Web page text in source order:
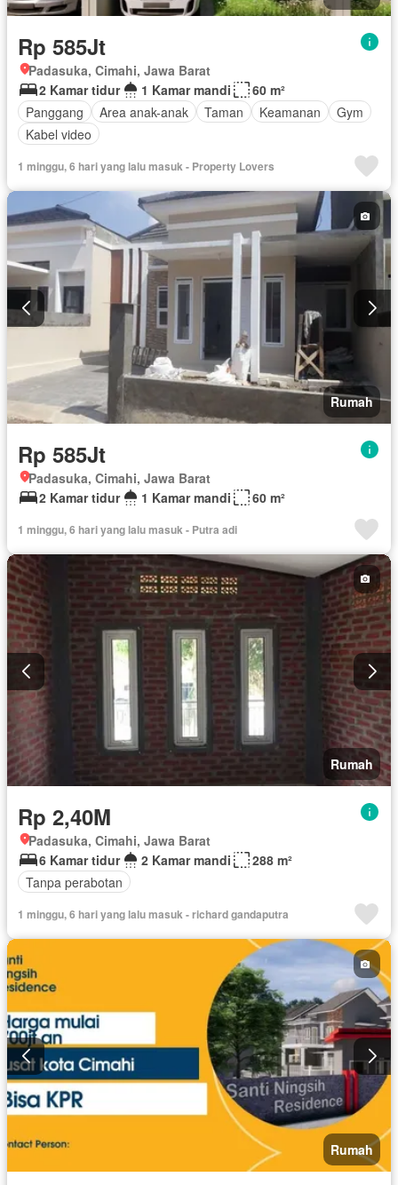
Rp 585Jt
Padasuka, Cimahi, Jawa Barat
2 Kamar tidur
1 Kamar mandi
60 m²
Panggang
Area anak-anak Taman Keamanan
Gym
Kabel video
1 minggu, 6 hari yang lalu masuk - Property Lovers
Rumah
Rp 585Jt
Padasuka, Cimahi, Jawa Barat
2 Kamar tidur
1 Kamar mandi 60 m²
1 minggu, 6 hari yang lalu masuk - Putra adi
Rumah
Rp 2,40M
Padasuka, Cimahi, Jawa Barat
6 Kamar tidur
2 Kamar mandi
288 m²
Tanpa perabotan
1 minggu, 6 hari yang lalu masuk - richard gandaputra
Rumah